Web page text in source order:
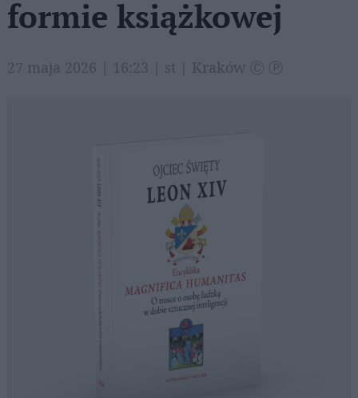
formie książkowej
27 maja 2026 | 16:23 | st | Kraków Ⓒ Ⓟ